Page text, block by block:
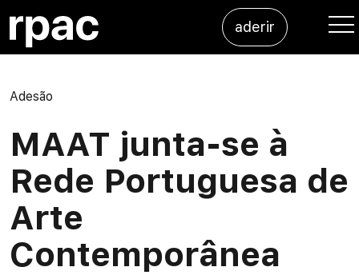
aderir
Adesão
MAAT junta-se à
Rede Portuguesa de
Arte
Contemporânea